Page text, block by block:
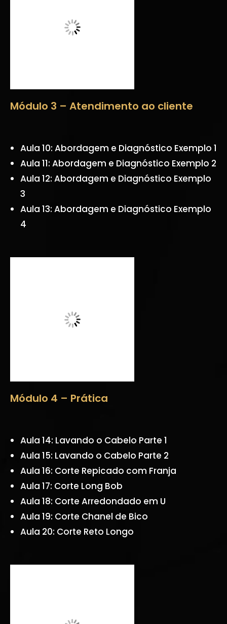
Módulo 3 – Atendimento ao cliente
Aula 10: Abordagem e Diagnóstico Exemplo 1
Aula 11: Abordagem e Diagnóstico Exemplo 2
Aula 12: Abordagem e Diagnóstico Exemplo
3
Aula 13: Abordagem e Diagnóstico Exemplo
4
Módulo 4 – Prática
Aula 14: Lavando o Cabelo Parte 1
Aula 15: Lavando o Cabelo Parte 2
Aula 16: Corte Repicado com Franja
Aula 17: Corte Long Bob
Aula 18: Corte Arredondado em U
Aula 19: Corte Chanel de Bico
Aula 20: Corte Reto Longo